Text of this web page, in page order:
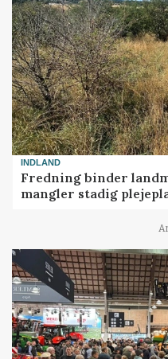
INDLAND
Fredning binder
mangler stadig